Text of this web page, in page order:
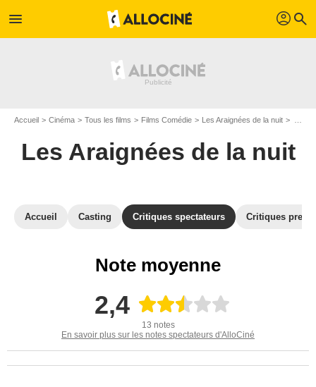
menu profil search
Accueil Cinéma Tous les films Films Comédie Les Araignées de la nuit
Les Araignées de la nuit
Accueil Casting Critiques spectateurs Critiques
Note moyenne
2,4
13 notes
En savoir plus sur les notes spectateurs d'AlloCiné